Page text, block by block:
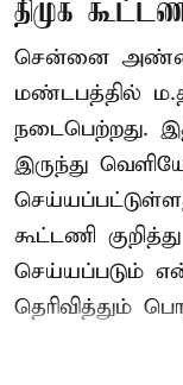
திமுக
சென்னை
மண்டபத்தில்
நடைபெற்றது.
இருந்து
கூட்டணி
செய்யப்படும்
தெரிவித்தும்